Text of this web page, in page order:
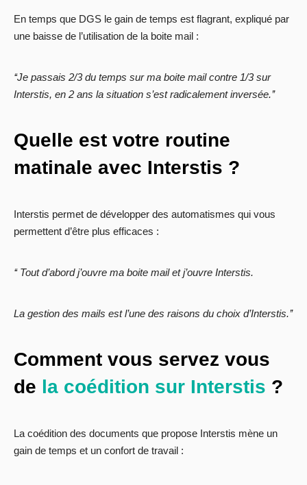
En temps que DGS le gain de temps est flagrant, expliqué par
une baisse de l’utilisation de la boite mail :
‘‘Je passais 2/3 du temps sur ma boite mail contre 1/3 sur
Interstis, en 2 ans la situation s’est radicalement inversée.’’
Quelle est votre routine
matinale avec Interstis ?
Interstis permet de développer des automatismes qui vous
permettent d’être plus efficaces :
‘‘ Tout d’abord j’ouvre ma boite mail et j’ouvre Interstis.
La gestion des mails est l’une des raisons du choix d’Interstis.’’
Comment vous servez vous
de la coédition sur Interstis ?
La coédition des documents que propose Interstis mène un
gain de temps et un confort de travail :